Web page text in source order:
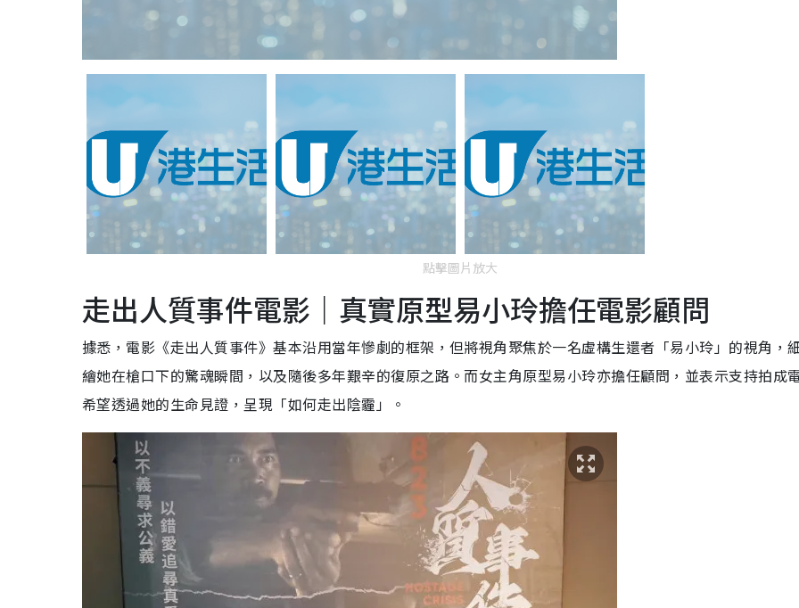
點擊圖片放大
走出人質事件電影｜真實原型易小玲擔任電影顧問
據悉，電影《走出人質事件》基本沿用當年慘劇的框架，但將視角聚焦於一名虛構生還者「易小玲」的視角，
繪她在槍口下的驚魂瞬間，以及隨後多年艱辛的復原之路。而女主角原型易小玲亦擔任顧問，並表示支持拍成
希望透過她的生命見證，呈現「如何走出陰霾」。